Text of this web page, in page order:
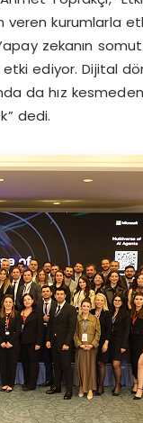
kurumlarla
zekanın somut
ediyor. Dijital
da hız
dedi.